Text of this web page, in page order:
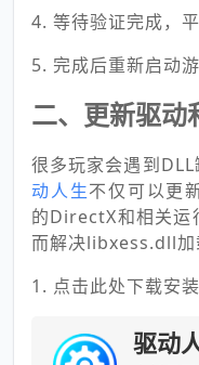
4. 等待验证完成，
5. 完成后重新启动
二、更新驱动
很多玩家会遇到DLL
动人生不仅可以更
的DirectX和相关运
而解决libxess.dll加
1. 点击此处下载安
驱动